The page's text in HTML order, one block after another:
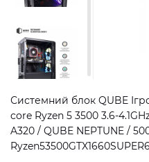
Системний блок QUBE
core Ryzen 5 3500 3.6-
A320 / QUBE NEPTUNE /